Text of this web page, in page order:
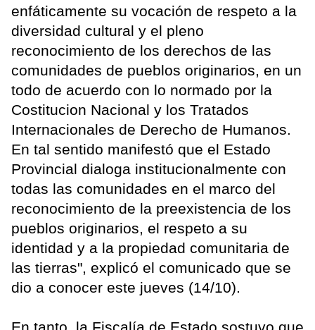
enfáticamente su vocación de respeto a la
diversidad cultural y el pleno
reconocimiento de los derechos de las
comunidades de pueblos originarios, en un
todo de acuerdo con lo normado por la
Costitucion Nacional y los Tratados
Internacionales de Derecho de Humanos.
En tal sentido manifestó que el Estado
Provincial dialoga institucionalmente con
todas las comunidades en el marco del
reconocimiento de la preexistencia de los
pueblos originarios, el respeto a su
identidad y a la propiedad comunitaria de
las tierras", explicó el comunicado que se
dio a conocer este jueves (14/10).
En tanto, la Fiscalía de Estado sostuvo que